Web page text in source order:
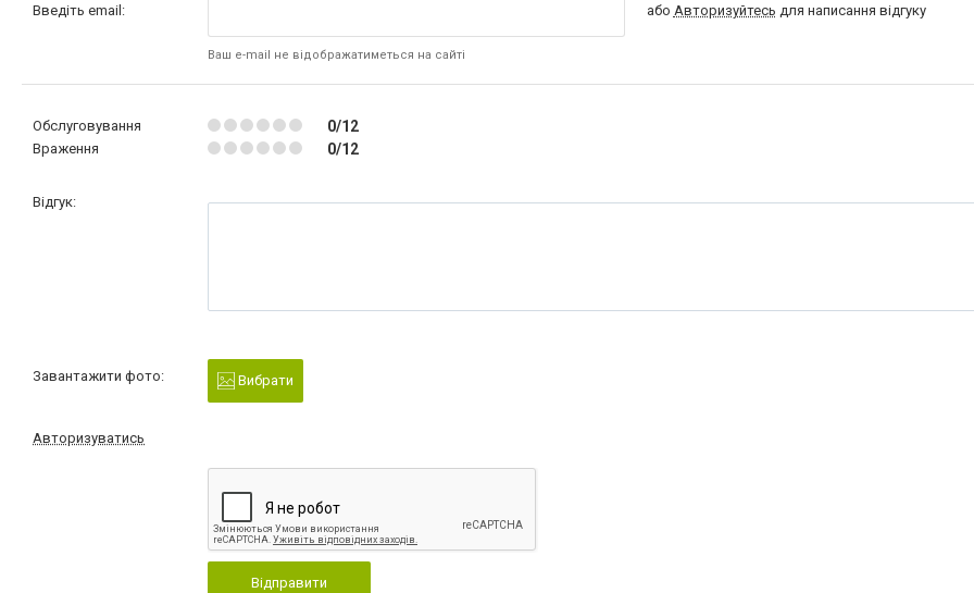
Введіть email:
Ваш e-mail не відображатиметься на сайті
або Авторизуйтесь для написання відгуку
Обслуговування 0/12
Враження 0/12
Відгук:
Завантажити фото: Вибрати
Авторизуватись
Відправити